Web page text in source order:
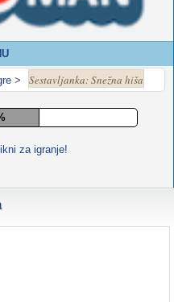
> Sestavljanka: Snežna hiša
za igranje!